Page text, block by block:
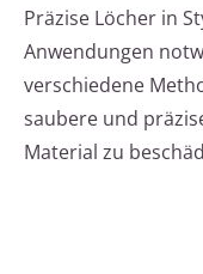
Präzise Löcher in
Anwendungen
verschiedene
saubere und
Material zu